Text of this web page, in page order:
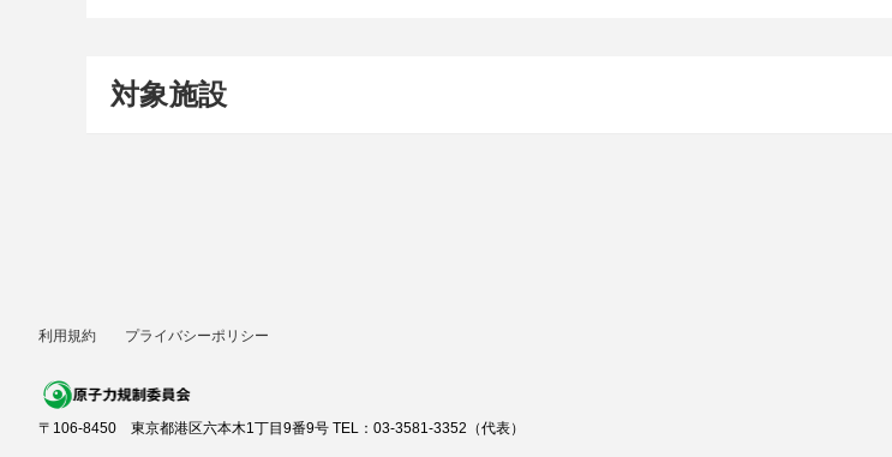
対象施設
利用規約 プライバシーポリシー
〒106-8450 東京都港区六本木1丁目9番9号 TEL：03-3581-3352（代表）